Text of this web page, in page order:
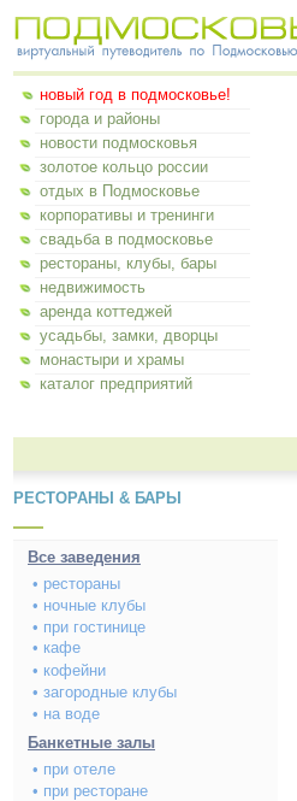
новый год в подмосковье!
города и районы
новости подмосковья
золотое кольцо россии
отдых в Подмосковье
корпоративы и тренинги
свадьба в подмосковье
рестораны, клубы, бары
недвижимость
аренда коттеджей
усадьбы, замки, дворцы
монастыри и храмы
каталог предприятий
РЕСТОРАНЫ & БАРЫ
Все заведения
• рестораны
• ночные клубы
• при гостинице
• кафе
• кофейни
• загородные клубы
• на воде
Банкетные залы
• при отеле
• при ресторане